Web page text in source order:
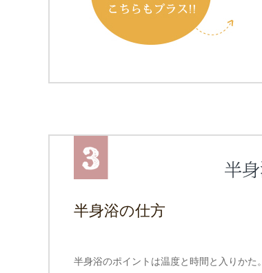
半身浴の仕方
半身浴のポイントは温度と時間と入りかた。